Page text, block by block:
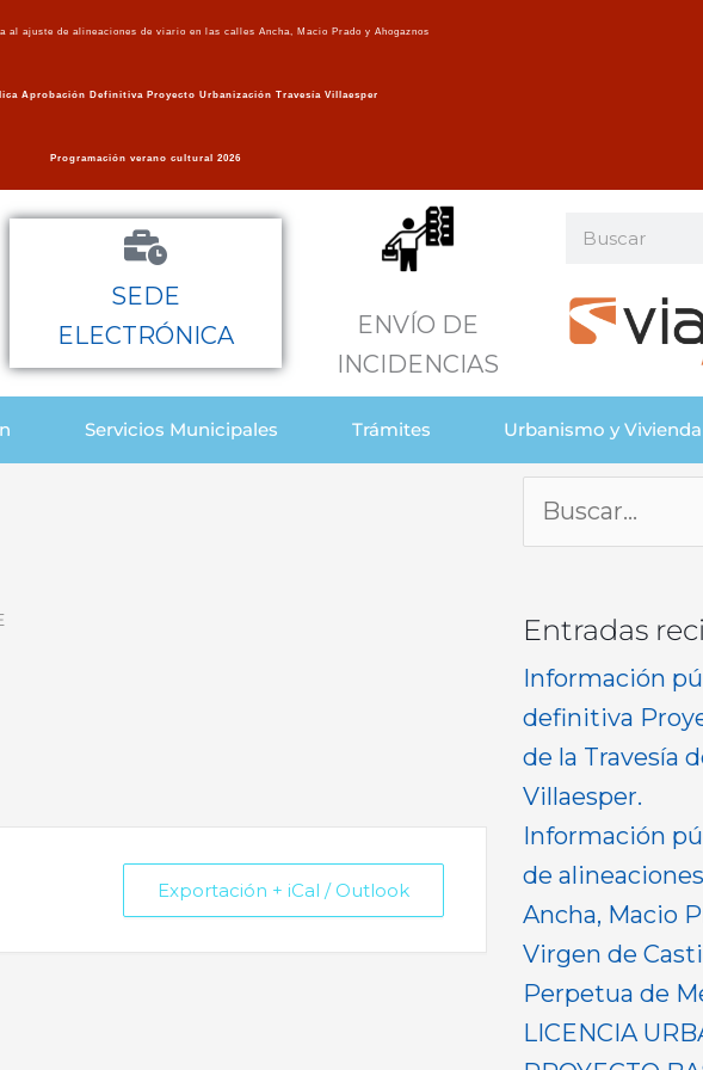
al ajuste de alineaciones de viario en las calles Ancha, Macio Prado y Ahogaznos
Aprobación Definitiva Proyecto Urbanización Travesía Villaesper
Programación verano cultural 2026
SEDE
ELECTRÓNICA
ENVÍO DE
INCIDENCIAS
Buscar
Servicios Municipales Trámites Urbanismo y Vivienda
Exportación + iCal / Outlook
Buscar
por:
Entradas
Información
definitiva
de la Travesía
Villaesper.
Información
de
Ancha, Macio
Virgen de
Perpetua de
LICENCIA